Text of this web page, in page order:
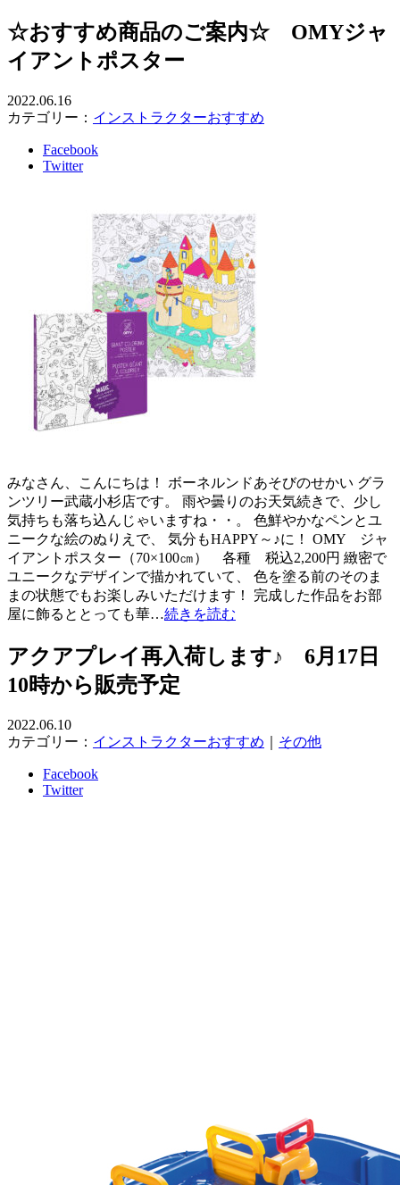
☆おすすめ商品のご案内☆ OMYジャ
イアントポスター
2022.06.16
カテゴリー： インストラクターおすすめ
Facebook
Twitter
みなさん、こんにちは！ ボーネルンドあそびのせかい グラ
ンツリー武蔵小杉店です。 雨や曇りのお天気続きで、少し
気持ちも落ち込んじゃいますね・・。 色鮮やかなペンとユ
ニークな絵のぬりえで、 気分もHAPPY～♪に！ OMY ジャ
イアントポスター（70×100㎝） 各種 税込2,200円 緻密で
ユニークなデザインで描かれていて、 色を塗る前のそのま
まの状態でもお楽しみいただけます！ 完成した作品をお部
屋に飾るととっても華…続きを読む
アクアプレイ再入荷します♪ 6月17日
10時から販売予定
2022.06.10
カテゴリー： インストラクターおすすめ その他
Facebook
Twitter